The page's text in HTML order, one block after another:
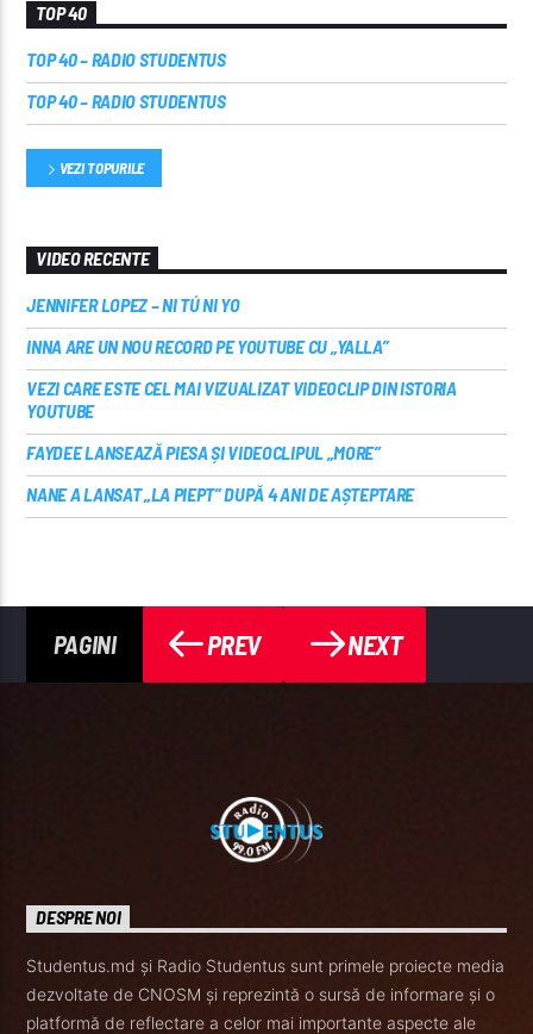
TOP 40
TOP 40 – RADIO STUDENTUS
TOP 40 – RADIO STUDENTUS
VEZI TOPURILE
VIDEO RECENTE
JENNIFER LOPEZ – NI TÚ NI YO
INNA ARE UN NOU RECORD PE YOUTUBE CU „YALLA”
VEZI CARE ESTE CEL MAI VIZUALIZAT VIDEOCLIP DIN ISTORIA
YOUTUBE
FAYDEE LANSEAZĂ PIESA ȘI VIDEOCLIPUL „MORE”
NANE A LANSAT „LA PIEPT” DUPĂ 4 ANI DE AȘTEPTARE
PAGINI PREV NEXT
DESPRE NOI
Studentus.md și Radio Studentus sunt primele proiecte media
dezvoltate de CNOSM și reprezintă o sursă de informare și o
platformă de reflectare a celor mai importante aspecte ale